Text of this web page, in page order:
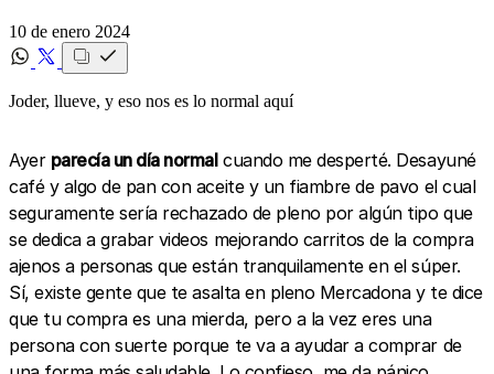
10 de enero 2024
Joder, llueve, y eso nos es lo normal aquí
Ayer parecía un día normalcuando me desperté. Desayuné
café y algo de pan con aceite y un fiambre de pavo el cual
seguramente sería rechazado de pleno por algún tipo que
se dedica a grabar videos mejorando carritos de la compra
ajenos a personas que están tranquilamente en el súper.
Sí, existe gente que te asalta en pleno Mercadona y te dice
que tu compra es una mierda, pero a la vez eres una
persona con suerte porque te va a ayudar a comprar de